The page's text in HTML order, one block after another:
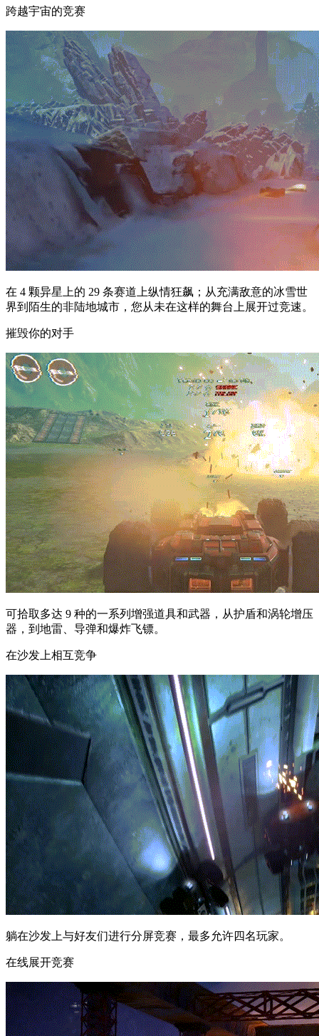
跨越宇宙的竞赛
在 4 颗异星上的 29 条赛道上纵情狂飙；从充满敌意的冰雪世
界到陌生的非陆地城市，您从未在这样的舞台上展开过竞速。
摧毁你的对手
可拾取多达 9 种的一系列增强道具和武器，从护盾和涡轮增压
器，到地雷、导弹和爆炸飞镖。
在沙发上相互竞争
躺在沙发上与好友们进行分屏竞赛，最多允许四名玩家。
在线展开竞赛